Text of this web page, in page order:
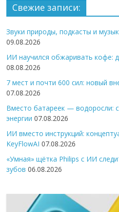
Свежие записи:
Звуки природы, подкасты и
09.08.2026
ИИ научился обжаривать кофе:
08.08.2026
7 мест и почти 600 сил: новый
07.08.2026
Вместо батареек — водоросли:
энергии 07.08.2026
ИИ вместо инструкций:
KeyFlowAI 07.08.2026
«Умная» щётка Philips с ИИ
зубов 06.08.2026